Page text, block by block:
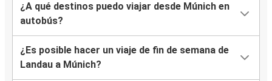
¿A qué destinos puedo viajar desde Múnich en
autobús?
¿Es posible hacer un viaje de fin de semana de
Landau a Múnich?